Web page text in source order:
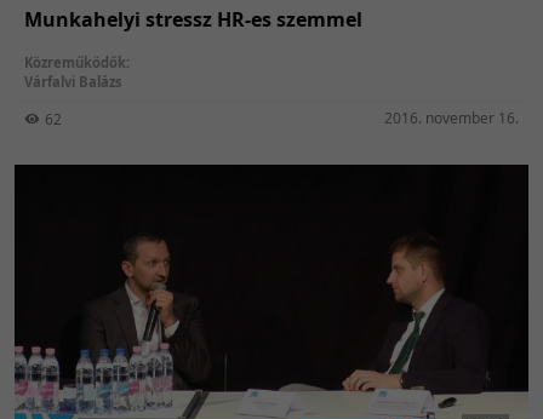
Munkahelyi stressz HR-es szemmel
Közreműködők:
Várfalvi Balázs
62 2016. november 16.